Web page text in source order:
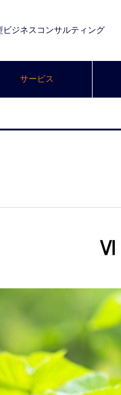
ビジネスコンサルティング
サービス
Ⅵ